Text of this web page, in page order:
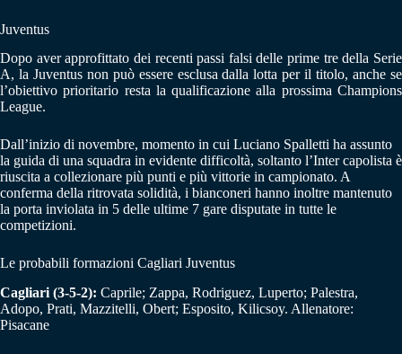
Juventus
Dopo aver approfittato dei recenti passi falsi delle prime tre della Serie
A, la Juventus non può essere esclusa dalla lotta per il titolo, anche se
l’obiettivo prioritario resta la qualificazione alla prossima Champions
League.
Dall’inizio di novembre, momento in cui Luciano Spalletti ha assunto
la guida di una squadra in evidente difficoltà, soltanto l’Inter capolista è
riuscita a collezionare più punti e più vittorie in campionato. A
conferma della ritrovata solidità, i bianconeri hanno inoltre mantenuto
la porta inviolata in 5 delle ultime 7 gare disputate in tutte le
competizioni.
Le probabili formazioni Cagliari Juventus
Cagliari (3-5-2): Caprile; Zappa, Rodriguez, Luperto; Palestra,
Adopo, Prati, Mazzitelli, Obert; Esposito, Kilicsoy. Allenatore:
Pisacane